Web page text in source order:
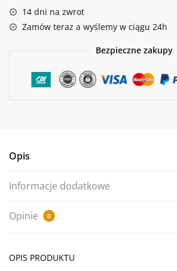
OLEO-
MAC
14 dni na zwrot
Zamów teraz a wyślemy w ciągu 24h
Bezpieczne zakupy
Opis
Informacje dodatkowe
Opinie 0
OPIS PRODUKTU